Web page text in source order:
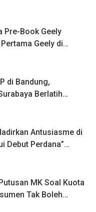
Pre-Book Geely
Geely di
Lebih dari 1,3
di Bandung,
Berlatih
Atlet Voli Nasional di
Antusiasme di
Debut Perdana”
MK Soal Kuota
Tak Boleh